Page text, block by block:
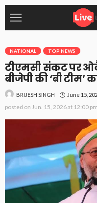
NATIONAL TOP NEWS
टीएमसी संकट पर
बीजेपी की ‘बी
BRIJESH SINGH June 15,
posted on Jun. 15, 2026 at 12:00 pm